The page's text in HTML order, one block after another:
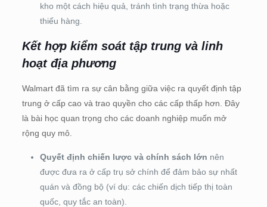
kho một cách hiệu quả, tránh tình trạng thừa hoặc
thiếu hàng.
Kết hợp kiểm soát tập trung và linh
hoạt địa phương
Walmart đã tìm ra sự cân bằng giữa việc ra quyết định tập
trung ở cấp cao và trao quyền cho các cấp thấp hơn. Đây
là bài học quan trọng cho các doanh nghiệp muốn mở
rộng quy mô.
Quyết định chiến lược và chính sách lớn nên
được đưa ra ở cấp trụ sở chính để đảm bảo sự nhất
quán và đồng bộ (ví dụ: các chiến dịch tiếp thị toàn
quốc, quy tắc an toàn).